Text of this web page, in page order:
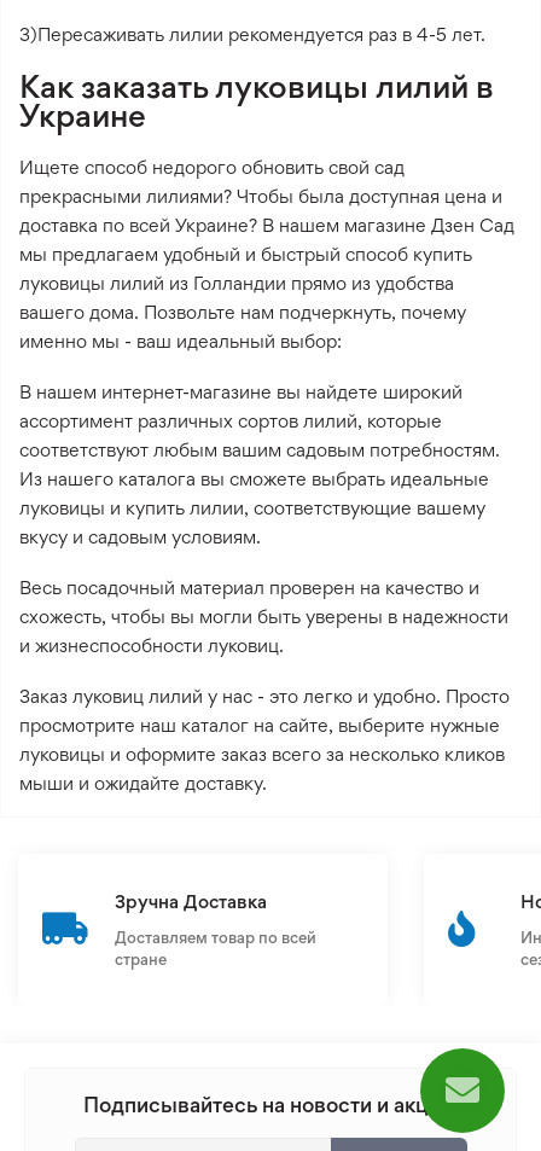
3)Пересаживать лилии рекомендуется раз в 4-5 лет.
Как заказать луковицы лилий в
Украине
Ищете способ недорого обновить свой сад
прекрасными лилиями? Чтобы была доступная цена и
доставка по всей Украине? В нашем магазине Дзен Сад
мы предлагаем удобный и быстрый способ купить
луковицы лилий из Голландии прямо из удобства
вашего дома. Позвольте нам подчеркнуть, почему
именно мы - ваш идеальный выбор:
В нашем интернет-магазине вы найдете широкий
ассортимент различных сортов лилий, которые
соответствуют любым вашим садовым потребностям.
Из нашего каталога вы сможете выбрать идеальные
луковицы и купить лилии, соответствующие вашему
вкусу и садовым условиям.
Весь посадочный материал проверен на качество и
схожесть, чтобы вы могли быть уверены в надежности
и жизнеспособности луковиц.
Заказ луковиц лилий у нас - это легко и удобно. Просто
просмотрите наш каталог на сайте, выберите нужные
луковицы и оформите заказ всего за несколько кликов
мыши и ожидайте доставку.
Зручна Доставка
Доставляем товар по всей
стране
Подписывайтесь на новости и акции: